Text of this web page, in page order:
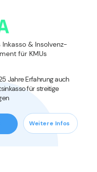
Inkasso & Insolvenz-
für KMUs
Jahre Erfahrung auch
für streitige
Weitere Infos